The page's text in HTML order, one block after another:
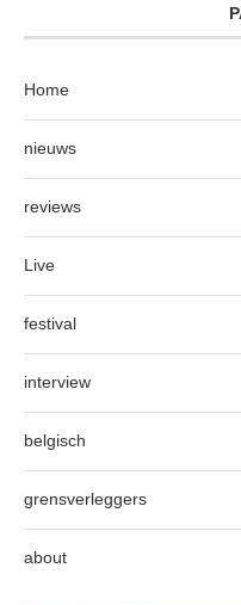
Home
nieuws
reviews
Live
festival
interview
belgisch
grensverleggers
about